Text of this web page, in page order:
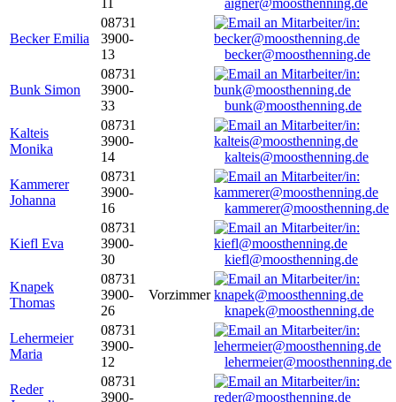
aigner@moosthenning.de
Becker Emilia
08731
3900-
13
becker@moosthenning.de
Bunk Simon
08731
3900-
33
bunk@moosthenning.de
Kalteis
Monika
08731
3900-
14
kalteis@moosthenning.de
Kammerer
Johanna
08731
3900-
16
kammerer@moosthenning.de
Kiefl Eva
08731
3900-
30
kiefl@moosthenning.de
Knapek
Thomas
08731
3900-
26
Vorzimmer
knapek@moosthenning.de
Lehermeier
Maria
08731
3900-
12
lehermeier@moosthenning.de
Reder
08731
3900-